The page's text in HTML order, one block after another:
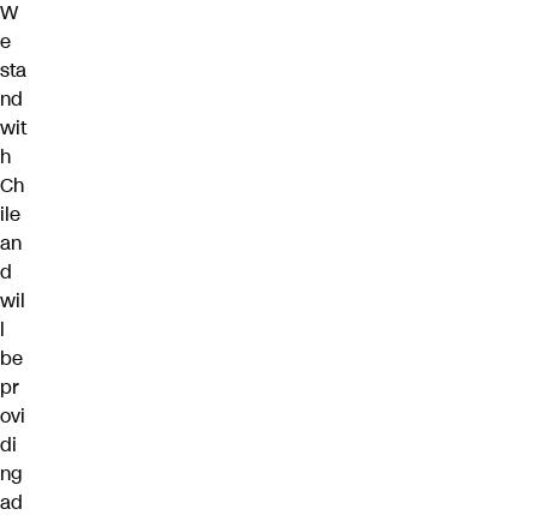
W
e
sta
nd
wit
h
Ch
ile
an
d
wil
l
be
pr
ovi
di
ng
ad